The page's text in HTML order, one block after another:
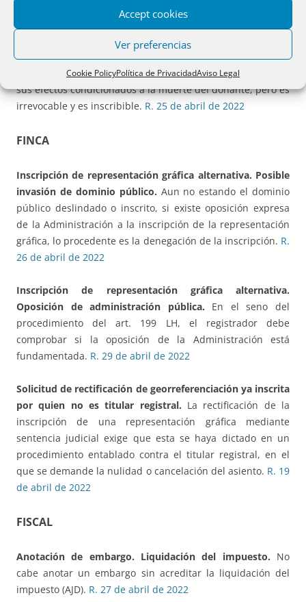
Accept cookies
Ver preferencias
Cookie PolicyPolítica de PrivacidadAviso Legal
Donación mortis causa y donación inter vivos
post mortem. Diferencias
donación mortis causa (el donante no pierde su poder de
disposición sobre el bien donado y la puede revocar) y
donación inter vivos con eficacia post mortem, que tiene
sus efectos condicionados a la muerte del donante, pero es
irrevocable y es inscribible. R. 25 de abril de 2022
FINCA
Inscripción de representación gráfica alternativa. Posible
invasión de dominio público. Aun no estando el dominio
público deslindado o inscrito, si existe oposición expresa
de la Administración a la inscripción de la representación
gráfica, lo procedente es la denegación de la inscripción. R.
26 de abril de 2022
Inscripción de representación gráfica alternativa.
Oposición de administración pública. En el seno del
procedimiento del art. 199 LH, el registrador debe
comprobar si la oposición de la Administración está
fundamentada. R. 29 de abril de 2022
Solicitud de rectificación de georreferenciación ya inscrita
por quien no es titular registral. La rectificación de la
inscripción de una representación gráfica mediante
sentencia judicial exige que esta se haya dictado en un
procedimiento entablado contra el titular registral, en el
que se demande la nulidad o cancelación del asiento. R. 19
de abril de 2022
FISCAL
Anotación de embargo. Liquidación del impuesto. No
cabe anotar un embargo sin acreditar la liquidación del
impuesto (AJD). R. 27 de abril de 2022